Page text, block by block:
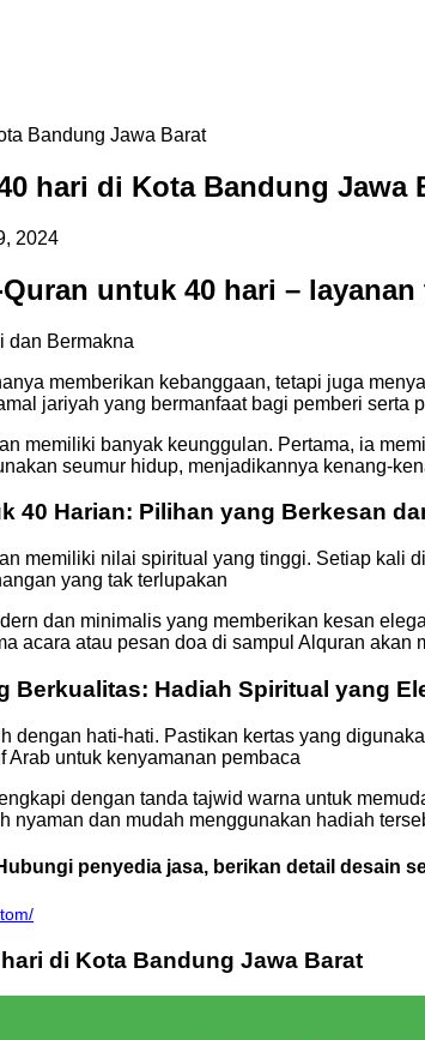
Bandung Jawa Barat
hari di Kota Bandung Jawa
2024
untuk 40 hari – layanan
dan Bermakna
memberikan kebanggaan, tetapi juga
jariyah yang bermanfaat bagi pemberi serta
memiliki banyak keunggulan. Pertama, ia
seumur hidup, menjadikannya kenang-
40 Harian: Pilihan yang Berkesan
memiliki nilai spiritual yang tinggi. Setiap
yang tak terlupakan
dan minimalis yang memberikan kesan
acara atau pesan doa di sampul Alquran akan
Berkualitas: Hadiah Spiritual yang
dengan hati-hati. Pastikan kertas yang
Arab untuk kenyamanan pembaca
dengan tanda tajwid warna untuk
nyaman dan mudah menggunakan hadiah
penyedia jasa, berikan detail
di Kota Bandung Jawa Barat